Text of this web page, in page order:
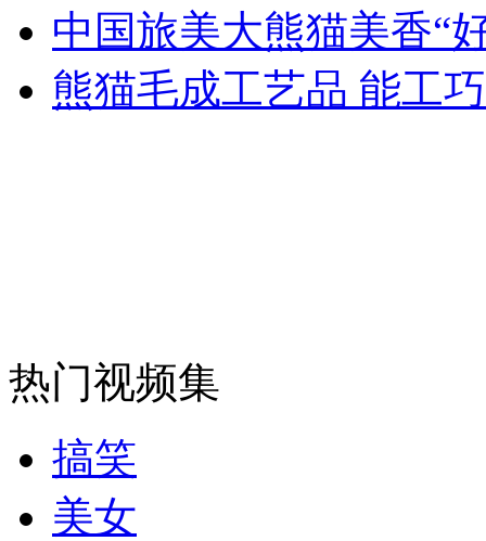
无痛分娩是否安全 医生回应
外交部：反对强权政治霸凌主义
走！跟着总书记去植树
消防员救轻生者
中国旅美大熊猫美香“
熊猫毛成工艺品 能工
热门视频集
搞笑
美女